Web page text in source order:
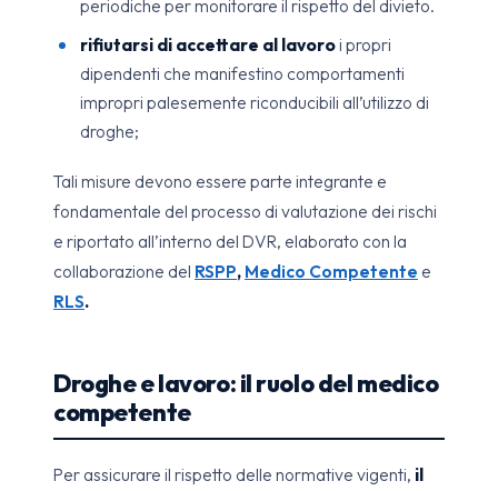
periodiche per monitorare il rispetto del divieto.
rifiutarsi di accettare al lavoroi propri
dipendenti che manifestino comportamenti
impropri palesemente riconducibili all’utilizzo di
droghe;
Tali misure devono essere parte integrante e
fondamentale del processo di valutazione dei rischi
e riportato all’interno del DVR, elaborato con la
collaborazione del RSPP, Medico Competente e
RLS.
Droghe e lavoro: il ruolo del medico
competente
Per assicurare il rispetto delle normative vigenti, il